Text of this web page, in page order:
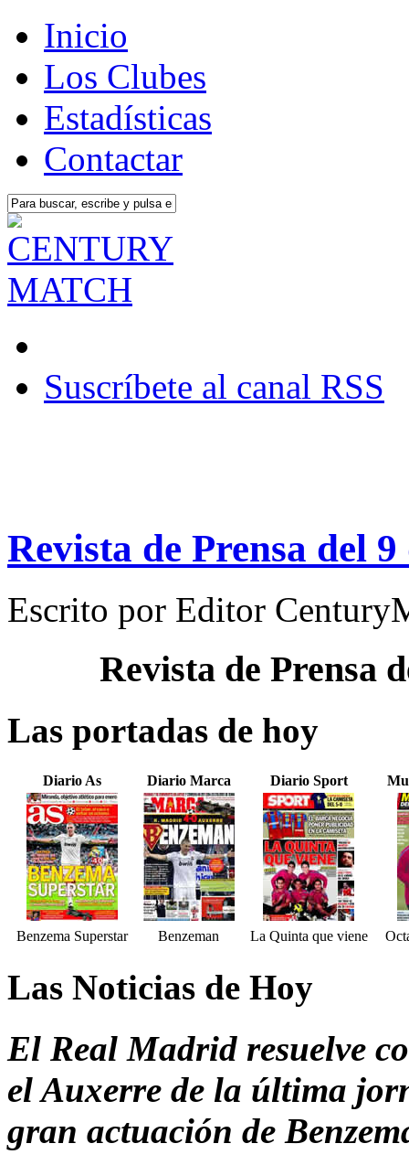
Inicio
Los Clubes
Estadísticas
Contactar
Suscríbete al canal RSS
Revista de Prensa del
Escrito por Editor
Revista de Prensa
Las portadas de hoy
Diario As Diario Marca Diario Sport
Benzema Superstar Benzeman La Quinta que viene
Las Noticias de Hoy
El Real Madrid resuelve
el Auxerre de la última
gran actuación de